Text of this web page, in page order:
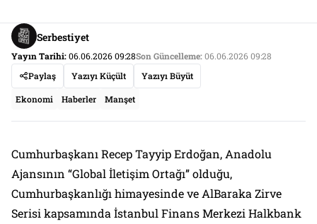
Serbestiyet
Yayın Tarihi:06.06.2026 09:28Son Güncelleme:06.06.2026 09:28
Paylaş
Yazıyı Küçült Yazıyı Büyüt
Ekonomi Haberler Manşet
Cumhurbaşkanı Recep Tayyip Erdoğan, Anadolu
Ajansının “Global İletişim Ortağı” olduğu,
Cumhurbaşkanlığı himayesinde ve AlBaraka Zirve
Serisi kapsamında İstanbul Finans Merkezi Halkbank